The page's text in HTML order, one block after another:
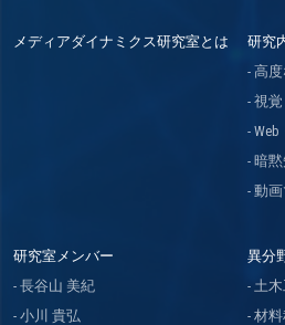
メディアダイナミクス研究室とは
研究
高
視
Web
暗
動
研究室メンバー
長谷山 美紀
小川 貴弘
異分
土
材